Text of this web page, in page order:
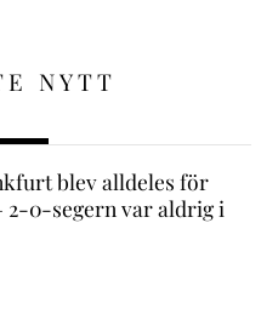
NYTT
blev alldeles för
2-0-segern var aldrig i